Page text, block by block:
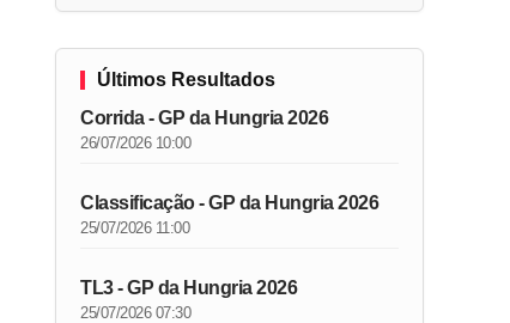
Últimos Resultados
Corrida - GP da Hungria 2026
26/07/2026 10:00
Classificação - GP da Hungria 2026
25/07/2026 11:00
TL3 - GP da Hungria 2026
25/07/2026 07:30